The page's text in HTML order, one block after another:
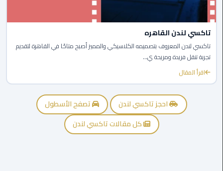
ليموزين
اون
لاين
ليموزين
الشروق
ليموزين
تاكسي لندن القاهره
تاكسي لندن المعروف بتصميمه الكلاسيكي والمميز أصبح متاحًا في القاهرة لتقديم
تجربة تنقل فريدة ومريحة ي...
اقرأ المقال
احجز تاكسي لندن
تصفح الأسطول
كل مقالات تاكسي لندن